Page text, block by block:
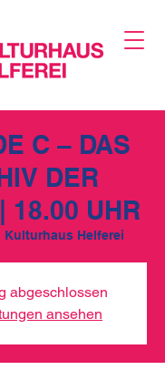
C – DAS
DER
18.00 UHR
Kulturhaus Helferei
abgeschlossen
ansehen